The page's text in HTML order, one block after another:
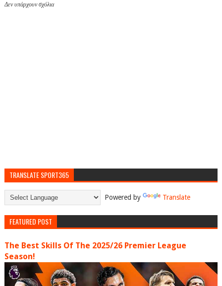
Δεν υπάρχουν σχόλια
TRANSLATE SPORT365
Powered by Translate
FEATURED POST
The Best Skills Of The 2025/26 Premier League
Season!